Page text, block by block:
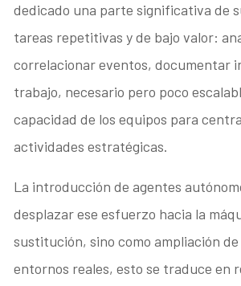
dedicado una parte significativa de
tareas repetitivas y de bajo valor:
correlacionar eventos, documentar
trabajo, necesario pero poco
capacidad de los equipos para
actividades estratégicas.
La introducción de agentes
desplazar ese esfuerzo hacia la
sustitución, sino como ampliación
entornos reales, esto se traduce en